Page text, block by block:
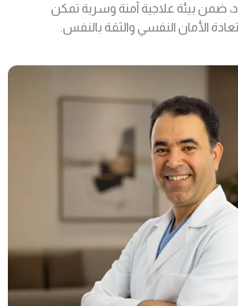
ضمن بيئة علاجية آمنة وسرية تمكن
الأمان النفسي والثقة بالنفس.